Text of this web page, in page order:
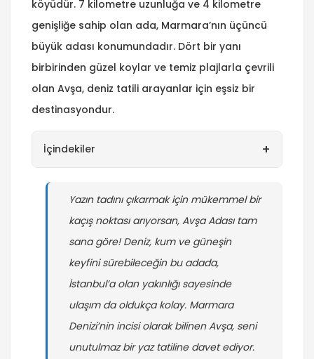
köyüdür. 7 kilometre uzunluğa ve 4 kilometre
genişliğe sahip olan ada, Marmara’nın üçüncü
büyük adası konumundadır. Dört bir yanı
birbirinden güzel koylar ve temiz plajlarla çevrili
olan Avşa, deniz tatili arayanlar için eşsiz bir
destinasyondur.
İçindekiler +
Yazın tadını çıkarmak için mükemmel bir
kaçış noktası arıyorsan, Avşa Adası tam
sana göre! Deniz, kum ve güneşin
keyfini sürebileceğin bu adada,
İstanbul’a olan yakınlığı sayesinde
ulaşım da oldukça kolay. Marmara
Denizi’nin incisi olarak bilinen Avşa, seni
unutulmaz bir yaz tatiline davet ediyor.